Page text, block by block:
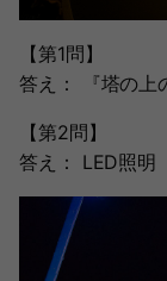
【第1問】
答え： 『塔の上
【第2問】
答え： LED照明